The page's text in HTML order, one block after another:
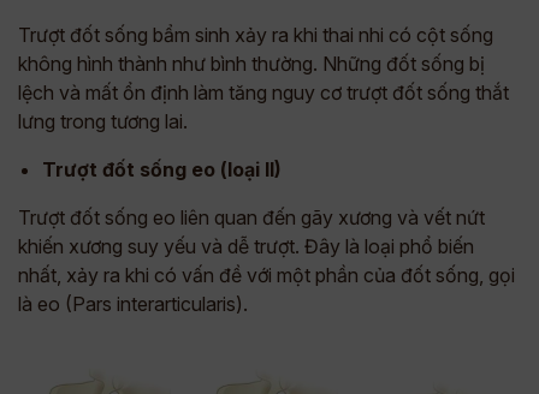
Trượt đốt sống bẩm sinh xảy ra khi thai nhi có cột sống
không hình thành như bình thường. Những đốt sống bị
lệch và mất ổn định làm tăng nguy cơ trượt đốt sống thắt
lưng trong tương lai.
Trượt đốt sống eo (loại II)
Trượt đốt sống eo liên quan đến gãy xương và vết nứt
khiến xương suy yếu và dễ trượt. Đây là loại phổ biến
nhất, xảy ra khi có vấn đề với một phần của đốt sống, gọi
là eo (Pars interarticularis).